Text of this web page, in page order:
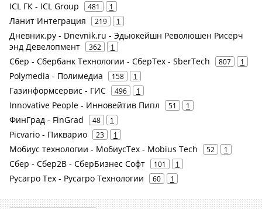
ICL ГК - ICL Group 481 1
Ланит Интеграция 219 1
Дневник.ру - Dnevnik.ru - Эдьюкейшн Революшен Рисерч
энд Девелопмент
362 1
Сбер - Сбербанк Технологии - СберТех - SberTech 807 1
Polymedia - Полимедиа 158 1
Газинформсервис - ГИС 496 1
Innovative People - Инновейтив Пипл 51 1
ФинГрад - FinGrad 48 1
Picvario - Пикварио 23 1
Мобиус технологии - МобиусТех - Mobius Tech 52 1
Сбер - Сбер2В - СберБизнес Софт 101 1
Русагро Тех - Русагро Технологии 60 1